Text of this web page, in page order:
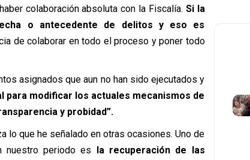
colaboración absoluta con la Fiscalía. Si la
o antecedente de delitos y eso es
de colaborar en todo el proceso y poner todo
asignados que aun no han sido ejecutados y
modificar los actuales mecanismos de
y probidad”.
lo que he señalado en otras ocasiones. Uno de
nuestro periodo es la recuperación de las